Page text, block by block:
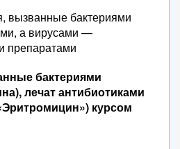
вызванные бактериями
а вирусами —
препаратами
бактериями
лечат антибиотиками
курсом